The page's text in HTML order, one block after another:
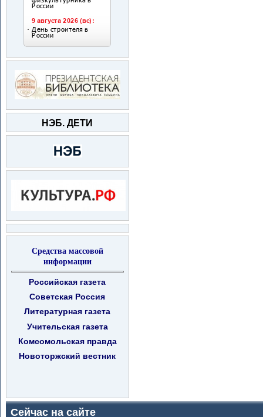
НЭБ. ДЕТИ
Средства массовой
информации
Российская газета
Советская Россия
Литературная газета
Учительская газета
Комсомольская правда
Новоторжский вестник
Сейчас на сайте